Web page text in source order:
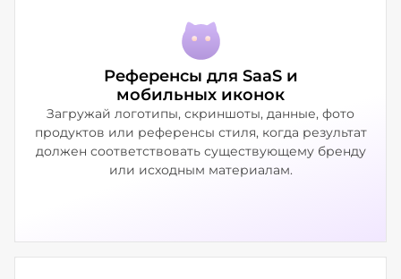
Референсы для SaaS и
мобильных иконок
Загружай логотипы, скриншоты, данные, фото
продуктов или референсы стиля, когда результат
должен соответствовать существующему бренду
или исходным материалам.